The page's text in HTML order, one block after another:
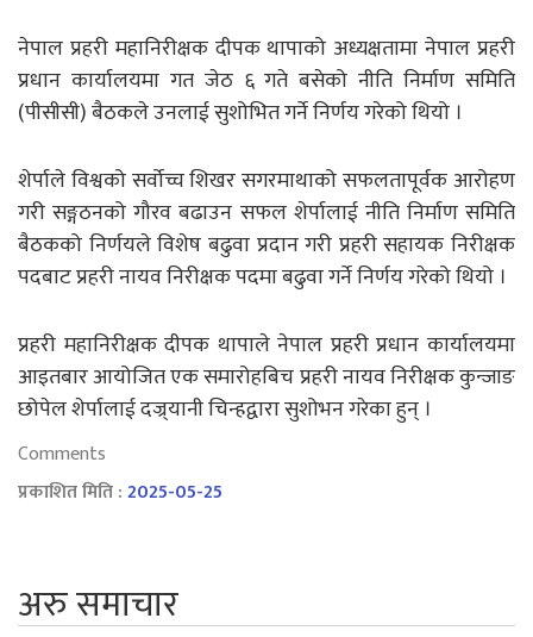
नेपाल प्रहरी महानिरीक्षक दीपक थापाको अध्यक्षतामा नेपाल प्रहरी
प्रधान कार्यालयमा गत जेठ ६ गते बसेको नीति निर्माण समिति
(पीसीसी) बैठकले उनलाई सुशोभित गर्ने निर्णय गरेको थियो ।
शेर्पाले विश्वको सर्वोच्च शिखर सगरमाथाको सफलतापूर्वक आरोहण
गरी सङ्गठनको गौरव बढाउन सफल शेर्पालाई नीति निर्माण समिति
बैठकको निर्णयले विशेष बढुवा प्रदान गरी प्रहरी सहायक निरीक्षक
पदबाट प्रहरी नायव निरीक्षक पदमा बढुवा गर्ने निर्णय गरेको थियो ।
प्रहरी महानिरीक्षक दीपक थापाले नेपाल प्रहरी प्रधान कार्यालयमा
आइतबार आयोजित एक समारोहबिच प्रहरी नायव निरीक्षक कुन्जाङ
छोपेल शेर्पालाई दज्र्यानी चिन्हद्वारा सुशोभन गरेका हुन् ।
Comments
प्रकाशित मिति :2025-05-25
अरु समाचार